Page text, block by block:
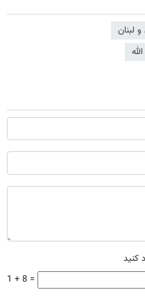
و لبنان
کنید
1 + 8 =